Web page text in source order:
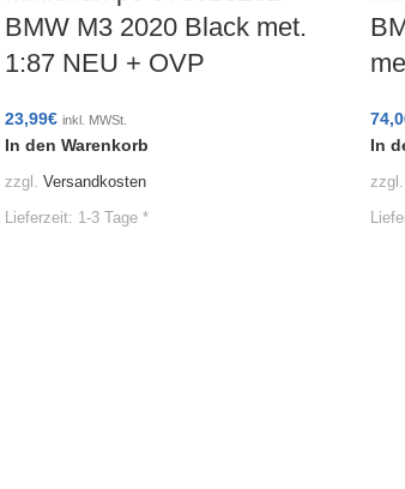
BMW M3 2020 Black met.
1:87 NEU + OVP
23,99€ inkl. MWSt.
In den Warenkorb
zzgl. Versandkosten
Lieferzeit: 1-3 Tage *
In
zzgl.